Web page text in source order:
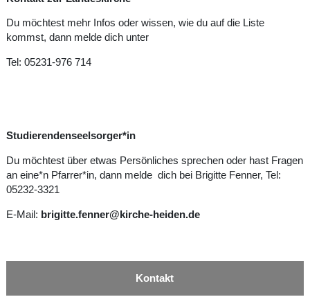
Du möchtest mehr Infos oder wissen, wie du auf die Liste
kommst, dann melde dich unter
Tel: 05231-976 714
Studierendenseelsorger*in
Du möchtest über etwas Persönliches sprechen oder hast Fragen
an eine*n Pfarrer*in, dann melde dich bei Brigitte Fenner, Tel:
05232-3321
E-Mail: brigitte.fenner@kirche-heiden.de
Kontakt